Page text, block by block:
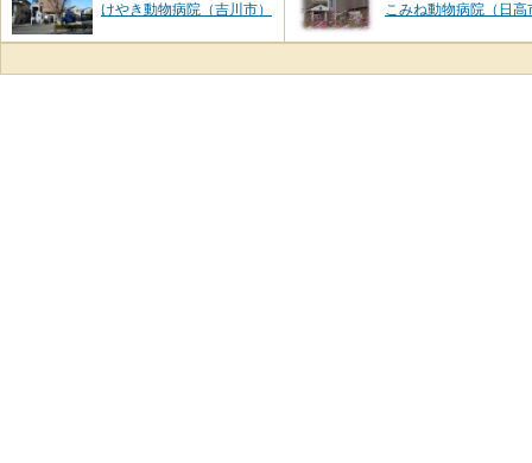
けやき動物病院（吉川市）
こみね動物病院（日高